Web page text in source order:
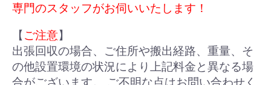
専門のスタッフがお伺いいたします！
【 ご注意】
出張回収の場合、ご住所や搬出経路、重量、そ
の他設置環境の状況により上記料金と異なる場